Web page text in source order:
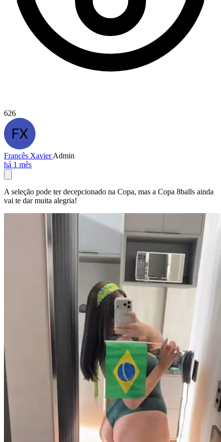
626
Francês XavierAdmin
há 1 mês
A seleção pode ter decepcionado na Copa, mas a Copa 8balls ainda
vai te dar muita alegria!